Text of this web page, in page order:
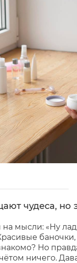
чудеса, но
мысли: «Ну
Но
ничего.